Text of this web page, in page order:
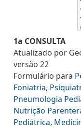
1a CONSULTA
Atualizado por
versão 22
Formulário para
Foniatria,
Pneumologia
Nutrição
Pediátrica,